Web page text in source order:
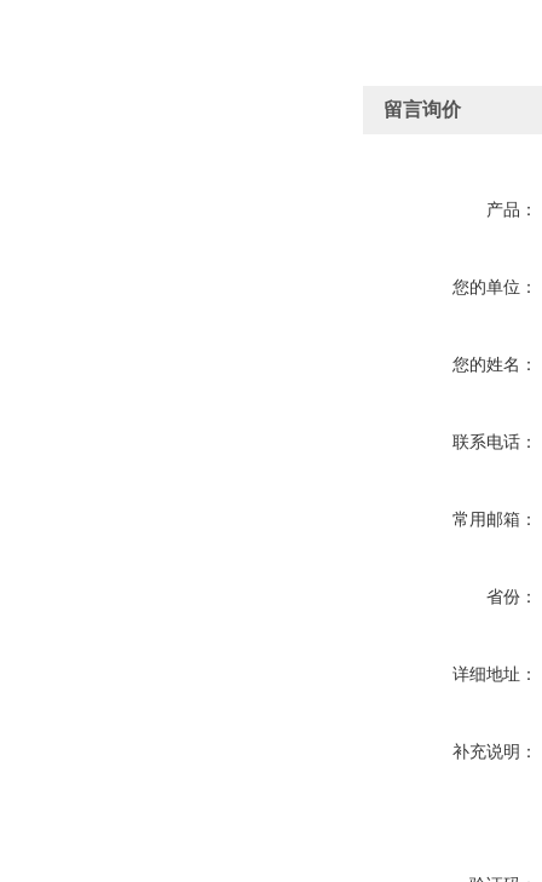
留言询价
产品：
您的单位：
您的姓名：
联系电话：
常用邮箱：
省份：
详细地址：
补充说明：